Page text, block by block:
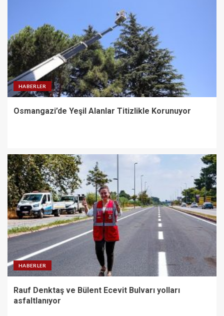
HABERLER
Osmangazi’de Yeşil Alanlar Titizlikle Korunuyor
HABERLER
Rauf Denktaş ve Bülent Ecevit Bulvarı yolları
asfaltlanıyor